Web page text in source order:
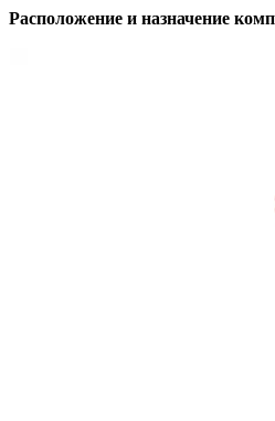
Расположение и назначение